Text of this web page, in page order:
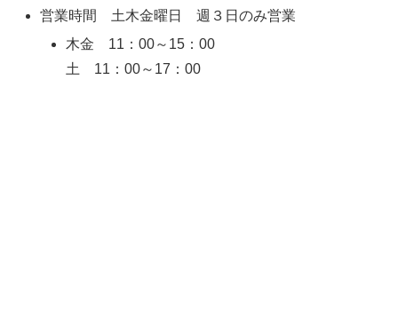
営業時間 土木金曜日 週３日のみ営業
木金 11：00～15：00
土 11：00～17：00